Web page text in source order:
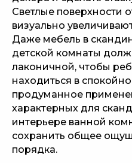
Светлые поверхности
визуально
Даже мебель в
детской комнаты
лаконичной, чтобы
находиться в
продуманное
характерных для
интерьере ванной
сохранить общее
порядка.
+7 (928) 133-48-38
г. Сочи, ул.
БЦ ГРАНД, 1 этаж
Главная
Услуги ▾
Наши работы
О нас
Акции
Партнерам
Блог
Контакты
Политика